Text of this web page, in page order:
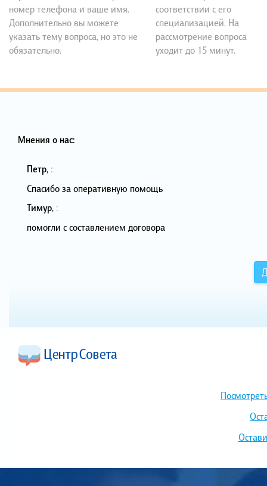
номер телефона и ваше имя.
Дополнительно вы можете
указать тему вопроса, но это не
обязательно.
соответствии с его
специализацией. На
рассмотрение вопроса
уходит до 15 минут.
Мнения о нас:
Петр, :
Спасибо за оперативную помощь
Тимур, :
помогли с составлением договора